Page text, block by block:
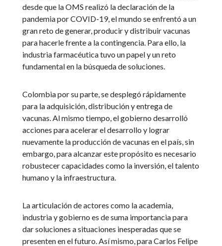
desde que la OMS realizó la declaración de la
pandemia por COVID-19, el mundo se enfrentó a un
gran reto de generar, producir y distribuir vacunas
para hacerle frente a la contingencia. Para ello, la
industria farmacéutica tuvo un papel y un reto
fundamental en la búsqueda de soluciones.
Colombia por su parte, se desplegó rápidamente
para la adquisición, distribución y entrega de
vacunas. Al mismo tiempo, el gobierno desarrolló
acciones para acelerar el desarrollo y lograr
nuevamente la producción de vacunas en el país, sin
embargo, para alcanzar este propósito es necesario
robustecer capacidades como la inversión, el talento
humano y la infraestructura.
La articulación de actores como la academia,
industria y gobierno es de suma importancia para
dar soluciones a situaciones inesperadas que se
presenten en el futuro. Así mismo, para Carlos Felipe